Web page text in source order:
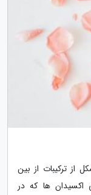
از ترکیبات از بین
اکسیدان ها که در